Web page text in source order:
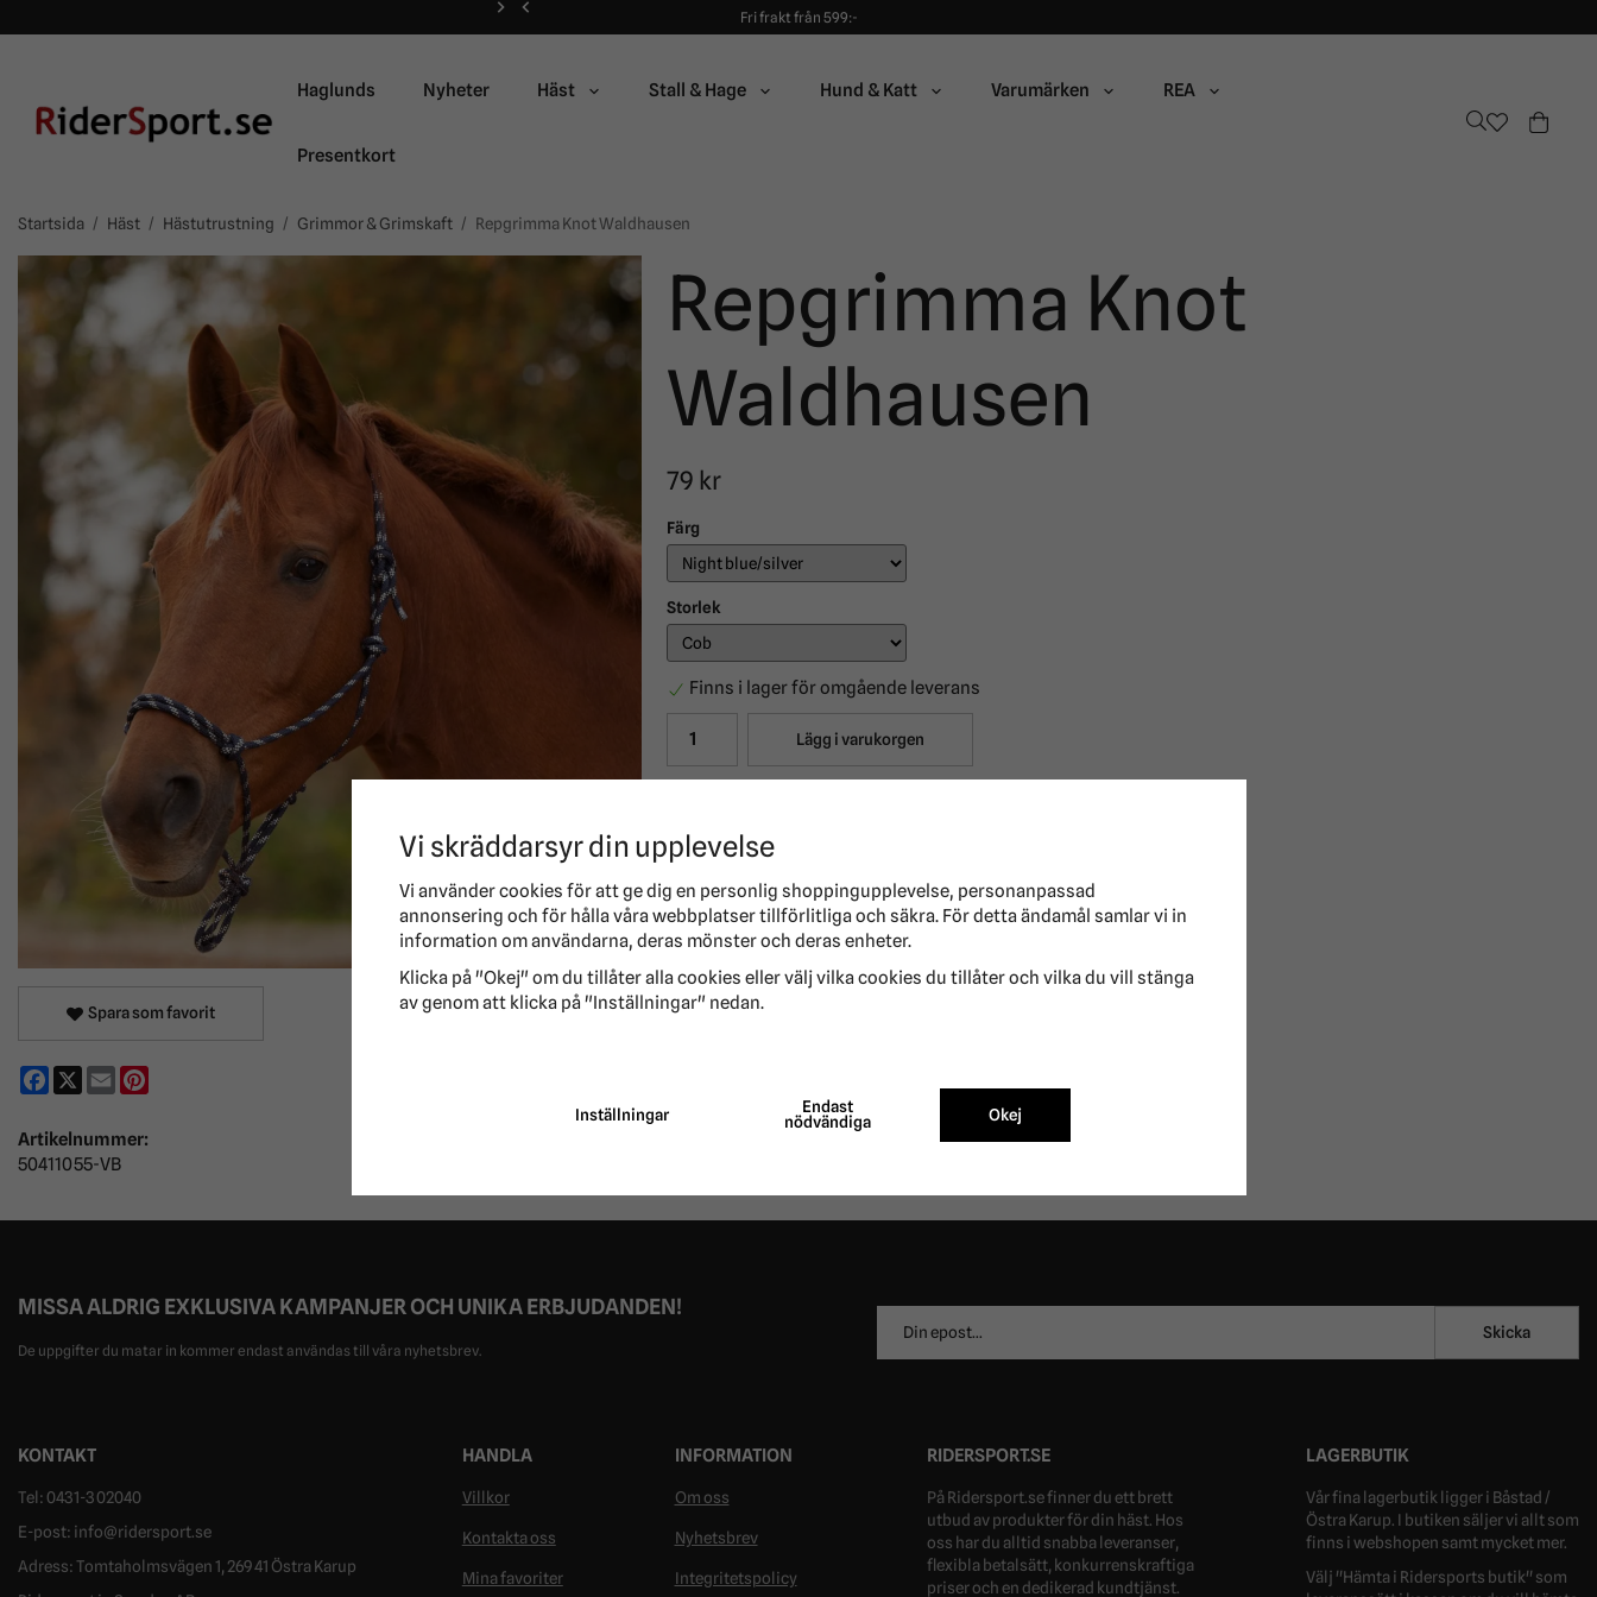
Fri frakt från 599:-
90 dagars öppet köp!
90 dagars öppet köp!
Haglunds Nyheter Häst Stall & Hage Hund & Katt Varumärken REA
Presentkort
Startsida / Häst / Hästutrustning / Grimmor & Grimskaft / Repgrimma Knot Waldhausen
Repgrimma Knot
Waldhausen
79 kr
Färg
Storlek
Finns i lager för omgående leverans
Lägg i varukorgen
marken. Repgrimman tillåter tydlig kommunikation med små rörelser
Repgrimma
Optimal vid hantering från marken
Material: 100 % polypropylene
Spara som favorit
Facebook
X Email
Artikelnummer:
50411055-VB
MISSA ALDRIG EXKLUSIVA KAMPANJER OCH UNIKA ERBJUDANDEN!
De uppgifter du matar in kommer endast användas till våra nyhetsbrev.
postadress
Skicka
KONTAKT
Tel: 0431-302040
E-post: info@ridersport.se
Adress: Tomtaholmsvägen 1, 269 41 Östra Karup
HANDLA
Villkor
Kontakta oss
Mina favoriter
INFORMATION
Om oss
Nyhetsbrev
Integritetspolicy
RIDERSPORT.SE
På Ridersport.se finner du ett brett
utbud av produkter för din häst. Hos
oss har du alltid snabba leveranser,
flexibla betalsätt, konkurrenskraftiga
priser och en dedikerad kundtjänst.
LAGERBUTIK
Vår fina lagerbutik ligger i Båstad /
Östra Karup. I butiken säljer vi allt som
finns i webshopen samt mycket mer.
Välj "Hämta i Ridersports butik" som
Vi skräddarsyr din upplevelse
Vi använder cookies för att ge dig en personlig shoppingupplevelse, personanpassad
annonsering och för hålla våra webbplatser tillförlitliga och säkra. För detta ändamål samlar vi in
information om användarna, deras mönster och deras enheter.
Klicka på "Okej" om du tillåter alla cookies eller välj vilka cookies du tillåter och vilka du vill stänga
av genom att klicka på "Inställningar" nedan.
Inställningar
Endast
nödvändiga
Okej